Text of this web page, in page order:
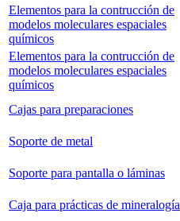
Elementos para la contrucción de
modelos moleculares espaciales
químicos
Elementos para la contrucción de
modelos moleculares espaciales
químicos
Cajas para preparaciones
Soporte de metal
Soporte para pantalla o láminas
Caja para prácticas de mineralogía